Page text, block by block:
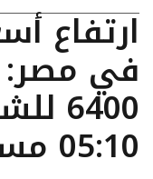
ارتفاع
05:10 مساءًا